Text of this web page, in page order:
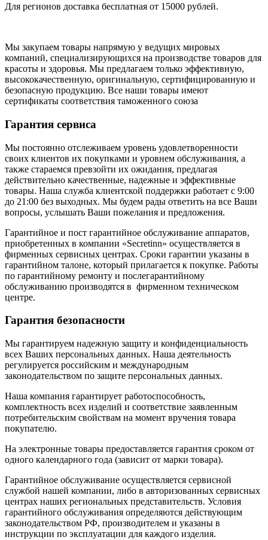
Для регионов доставка бесплатная от 15000 рублей.
Мы закупаем товары напрямую у ведущих мировых
компаний, специализирующихся на производстве товаров для
красоты и здоровья. Мы предлагаем только эффективную,
высококачественную, оригинальную, сертифицированную и
безопасную продукцию. Все наши товары имеют
сертификаты соответствия таможенного союза
Гарантия сервиса
Мы постоянно отслеживаем уровень удовлетворенности
своих клиентов их покупками и уровнем обслуживания, а
также стараемся превзойти их ожидания, предлагая
действительно качественные, надежные и эффективные
товары. Наша служба клиентской поддержки работает с 9:00
до 21:00 без выходных. Мы будем рады ответить на все Ваши
вопросы, услышать Ваши пожелания и предложения.
Гарантийное и пост гарантийное обслуживание аппаратов,
приобретенных в компании «Secretinn» осуществляется в
фирменных сервисных центрах. Сроки гарантии указаны в
гарантийном талоне, который прилагается к покупке. Работы
по гарантийному ремонту и послегарантийному
обслуживанию производятся в фирменном техническом
центре.
Гарантия безопасности
Мы гарантируем надежную защиту и конфиденциальность
всех Ваших персональных данных. Наша деятельность
регулируется российским и международным
законодательством по защите персональных данных.
Наша компания гарантирует работоспособность,
комплектность всех изделий и соответствие заявленным
потребительским свойствам на момент вручения товара
покупателю.
На электронные товары предоставляется гарантия сроком от
одного календарного года (зависит от марки товара).
Гарантийное обслуживание осуществляется сервисной
службой нашей компании, либо в авторизованных сервисных
центрах наших региональных представительств. Условия
гарантийного обслуживания определяются действующим
законодательством РФ, производителем и указаны в
инструкции по эксплуатации для каждого изделия.